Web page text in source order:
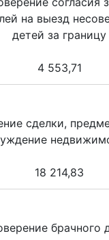
на выезд
детей за границу
4 553,71
сделки,
18 214,83
брачного